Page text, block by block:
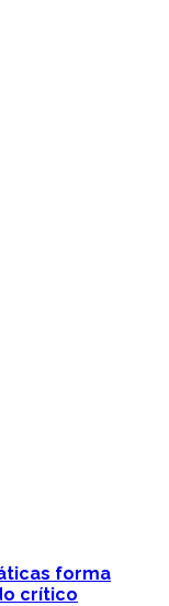
reality shows y
forma
crítico